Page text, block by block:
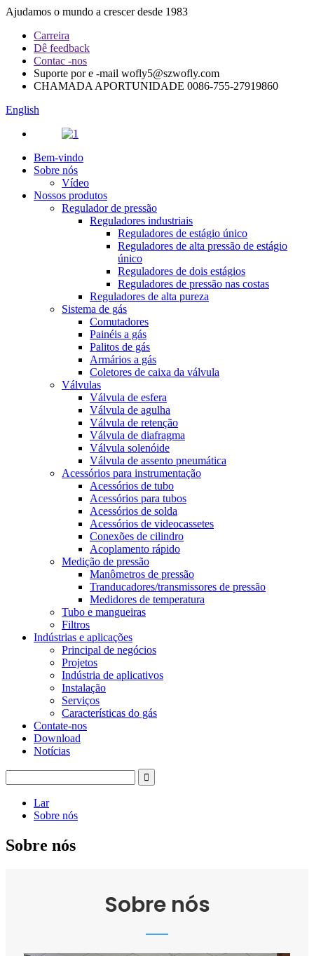
Ajudamos o mundo a crescer desde 1983
Carreira
Dê feedback
Contac -nos
Suporte por e -mail wofly5@szwofly.com
CHAMADA APORTUNIDADE 0086-755-27919860
English
Bem-vindo
Sobre nós
Vídeo
Nossos produtos
Regulador de pressão
Reguladores industriais
Reguladores de estágio único
Reguladores de alta pressão de estágio
único
Reguladores de dois estágios
Reguladores de pressão nas costas
Reguladores de alta pureza
Sistema de gás
Comutadores
Painéis a gás
Palitos de gás
Armários a gás
Coletores de caixa da válvula
Válvulas
Válvula de esfera
Válvula de agulha
Válvula de retenção
Válvula de diafragma
Válvula solenóide
Válvula de assento pneumática
Acessórios para instrumentação
Acessórios de tubo
Acessórios para tubos
Acessórios de solda
Acessórios de videocassetes
Conexões de cilindro
Acoplamento rápido
Medição de pressão
Manômetros de pressão
Tranducadores/transmissores de pressão
Medidores de temperatura
Tubo e mangueiras
Filtros
Indústrias e aplicações
Principal de negócios
Projetos
Indústria de aplicativos
Instalação
Serviços
Características do gás
Contate-nos
Download
Notícias
Lar
Sobre nós
Sobre nós
Sobre nós